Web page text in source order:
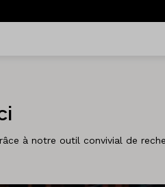
à notre outil convivial de